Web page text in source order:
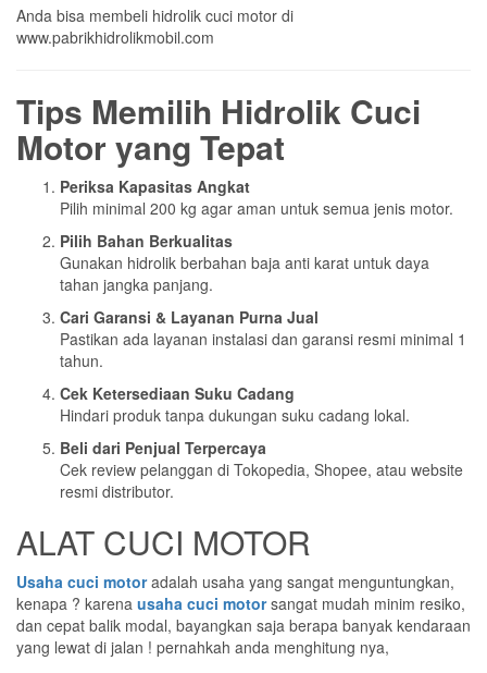
Anda bisa membeli hidrolik cuci motor di
www.pabrikhidrolikmobil.com
Tips Memilih Hidrolik Cuci
Motor yang Tepat
Periksa Kapasitas Angkat
Pilih minimal 200 kg agar aman untuk semua jenis motor.
Pilih Bahan Berkualitas
Gunakan hidrolik berbahan baja anti karat untuk daya
tahan jangka panjang.
Cari Garansi & Layanan Purna Jual
Pastikan ada layanan instalasi dan garansi resmi minimal 1
tahun.
Cek Ketersediaan Suku Cadang
Hindari produk tanpa dukungan suku cadang lokal.
Beli dari Penjual Terpercaya
Cek review pelanggan di Tokopedia, Shopee, atau website
resmi distributor.
ALAT CUCI MOTOR
Usaha cuci motoradalah usaha yang sangat menguntungkan,
kenapa ? karena usaha cuci motorsangat mudah minim resiko,
dan cepat balik modal, bayangkan saja berapa banyak kendaraan
yang lewat di jalan ! pernahkah anda menghitung nya,